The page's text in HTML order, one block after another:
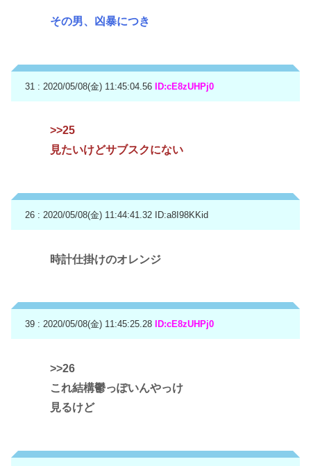
その男、凶暴につき
31 : 2020/05/08(金) 11:45:04.56 ID:cE8zUHPj0
>>25
見たいけどサブスクにない
26 : 2020/05/08(金) 11:44:41.32 ID:a8I98KKid
時計仕掛けのオレンジ
39 : 2020/05/08(金) 11:45:25.28 ID:cE8zUHPj0
>>26
これ結構鬱っぽいんやっけ
見るけど